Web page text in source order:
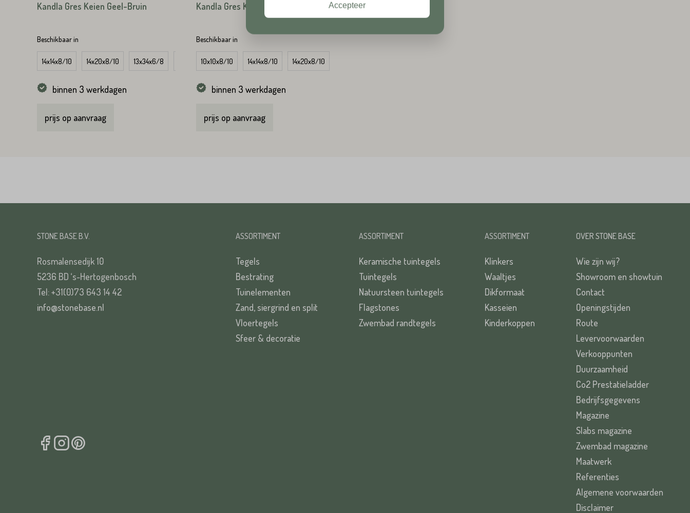
Kandla Gres Keien Geel-Bruin
Beschikbaar in
14x14x8/10 14x20x8/10 13x34x6/8 10x10x8/10
binnen 3 werkdagen
prijs op aanvraag
Kandla Gres Keien Grijs
Beschikbaar in
10x10x8/10 14x14x8/10 14x20x8/10
binnen 3 werkdagen
prijs op aanvraag
VERSTUREN
VERSTUREN
STONE BASE B.V.
Rosmalensedijk 10
5236 BD ‘s-Hertogenbosch
Tel: +31(0)73 643 14 42
info@stonebase.nl
ASSORTIMENT
Tegels
Bestrating
Tuinelementen
Zand, siergrind en split
Vloertegels
Sfeer & decoratie
ASSORTIMENT
Keramische tuintegels
Tuintegels
Natuursteen tuintegels
Flagstones
Zwembad randtegels
ASSORTIMENT
Klinkers
Waaltjes
Dikformaat
Kasseien
Kinderkoppen
OVER STONE BASE
Wie zijn wij?
Showroom en showtuin
Contact
Openingstijden
Route
Levervoorwaarden
Verkooppunten
Duurzaamheid
Co2 Prestatieladder
Bedrijfsgegevens
Magazine
Slabs magazine
Zwembad magazine
Maatwerk
Referenties
Algemene voorwaarden
Disclaimer
Accepteer